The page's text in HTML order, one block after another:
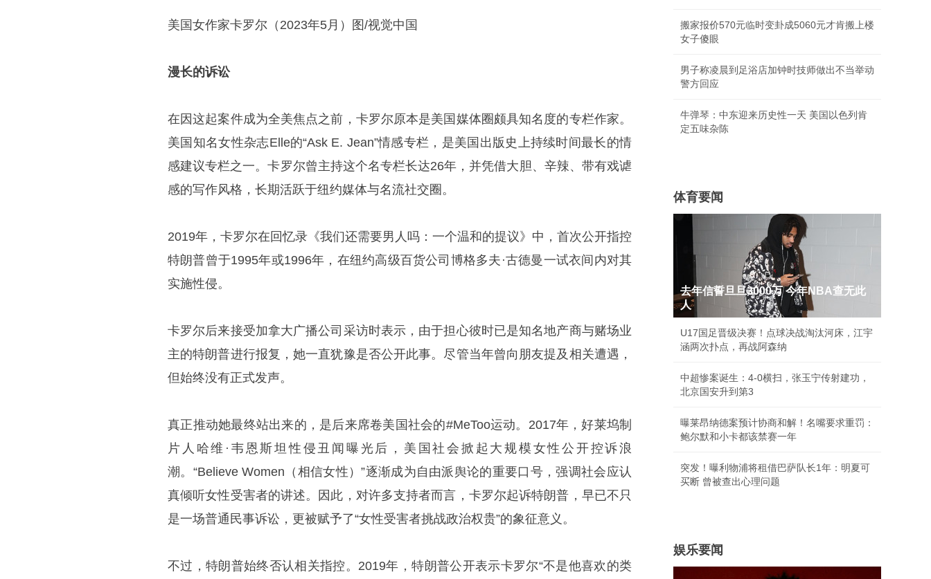
美国女作家卡罗尔（2023年5月）图/视觉中国
漫长的诉讼
在因这起案件成为全美焦点之前，卡罗尔原本是美国媒体圈颇具知名度的专栏作家。
美国知名女性杂志Elle的“Ask E. Jean”情感专栏，是美国出版史上持续时间最长的情
感建议专栏之一。卡罗尔曾主持这个名专栏长达26年，并凭借大胆、辛辣、带有戏谑
感的写作风格，长期活跃于纽约媒体与名流社交圈。
2019年，卡罗尔在回忆录《我们还需要男人吗：一个温和的提议》中，首次公开指控
特朗普曾于1995年或1996年，在纽约高级百货公司博格多夫·古德曼一试衣间内对其
实施性侵。
卡罗尔后来接受加拿大广播公司采访时表示，由于担心彼时已是知名地产商与赌场业
主的特朗普进行报复，她一直犹豫是否公开此事。尽管当年曾向朋友提及相关遭遇，
但始终没有正式发声。
真正推动她最终站出来的，是后来席卷美国社会的#MeToo运动。2017年，好莱坞制
片人哈维·韦恩斯坦性侵丑闻曝光后，美国社会掀起大规模女性公开控诉浪
潮。“Believe Women（相信女性）”逐渐成为自由派舆论的重要口号，强调社会应认
真倾听女性受害者的讲述。因此，对许多支持者而言，卡罗尔起诉特朗普，早已不只
是一场普通民事诉讼，更被赋予了“女性受害者挑战政治权贵”的象征意义。
不过，特朗普始终否认相关指控。2019年，特朗普公开表示卡罗尔“不是他喜欢的类
搬家报价570元临时变卦成5060元才肯搬上楼
女子傻眼
男子称凌晨到足浴店加钟时技师做出不当举动
警方回应
牛弹琴：中东迎来历史性一天 美国以色列肯
定五味杂陈
体育要闻
去年信誓旦旦3000万 今年NBA查无此
人
U17国足晋级决赛！点球决战淘汰河床，江宇
涵两次扑点，再战阿森纳
中超惨案诞生：4-0横扫，张玉宁传射建功，
北京国安升到第3
曝莱昂纳德案预计协商和解！名嘴要求重罚：
鲍尔默和小卡都该禁赛一年
突发！曝利物浦将租借巴萨队长1年：明夏可
买断 曾被查出心理问题
娱乐要闻